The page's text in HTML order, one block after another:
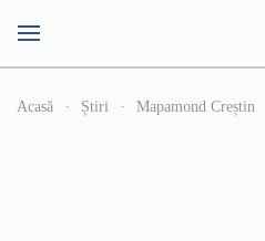
Acasă Știri Mapamond Creștin